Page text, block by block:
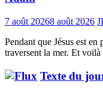
7 août 20268 août 2026
Pendant que Jésus est
traversent la mer. Et
Texte du